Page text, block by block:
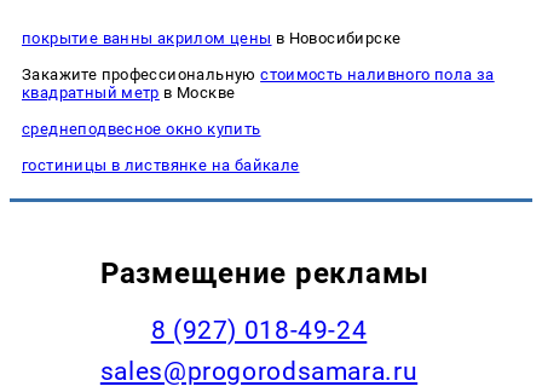
покрытие ванны акрилом цены в Новосибирске
Закажите профессиональнуюстоимость наливного пола за
квадратный метр в Москве
среднеподвесное окно купить
гостиницы в листвянке на байкале
Размещение рекламы
8 (927) 018-49-24
sales@progorodsamara.ru